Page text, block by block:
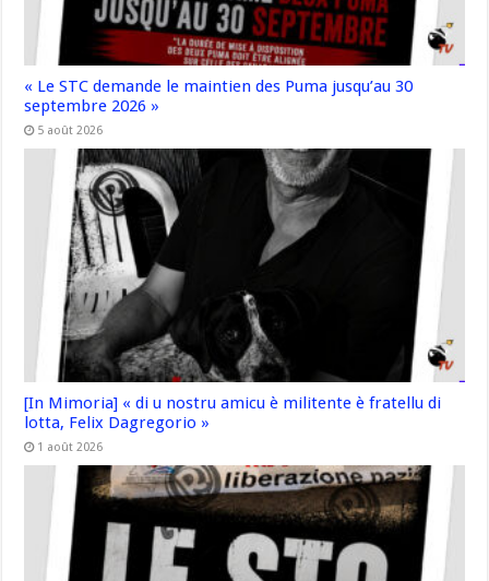
« Le STC demande le maintien des Puma jusqu’au 30
septembre 2026 »
5 août 2026
[In Mimoria] « di u nostru amicu è militente è fratellu di
lotta, Felix Dagregorio »
1 août 2026